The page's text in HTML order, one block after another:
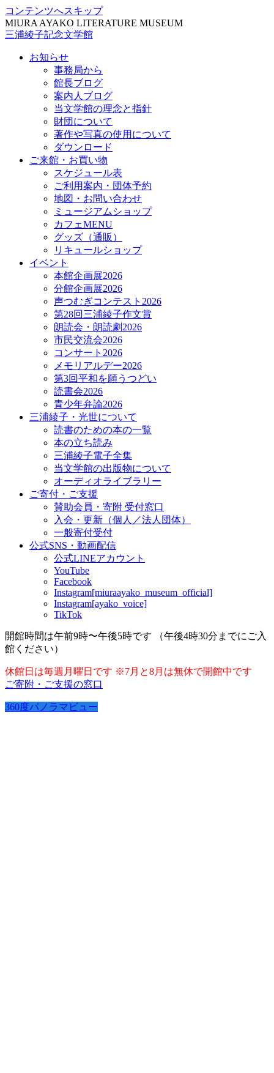
コンテンツへスキップ
MIURA AYAKO LITERATURE MUSEUM
三浦綾子記念文学館
お知らせ
事務局から
館長ブログ
案内人ブログ
当文学館の理念と指針
財団について
著作や写真の使用について
ダウンロード
ご来館・お買い物
スケジュール表
ご利用案内・団体予約
地図・お問い合わせ
ミュージアムショップ
カフェMENU
グッズ（通販）
リキュールショップ
イベント
本館企画展2026
分館企画展2026
声つむぎコンテスト2026
第28回三浦綾子作文賞
朗読会・朗読劇2026
市民交流会2026
コンサート2026
メモリアルデー2026
第3回平和を願うつどい
読書会2026
青少年弁論2026
三浦綾子・光世について
読書のための本の一覧
本の立ち読み
三浦綾子電子全集
当文学館の出版物について
オーディオライブラリー
ご寄付・ご支援
賛助会員・寄附 受付窓口
入会・更新（個人／法人団体）
一般寄付受付
公式SNS・動画配信
公式LINEアカウント
YouTube
Facebook
Instagram[miuraayako_museum_official]
Instagram[ayako_voice]
TikTok
開館時間は午前9時〜午後5時です （午後4時30分までにご入
館ください）
休館日は毎週月曜日です ※7月と8月は無休で開館中です
ご寄附・ご支援の窓口
360度パノラマビュー